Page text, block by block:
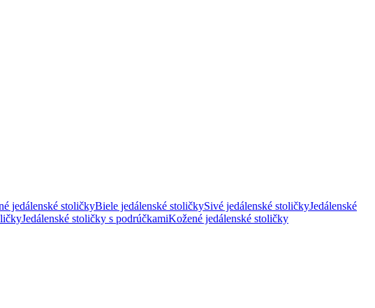
jedálenské stoličkyBiele jedálenské stoličkySivé jedálenské stoličkyJedálenské
Jedálenské stoličky s podrúčkamiKožené jedálenské stoličky